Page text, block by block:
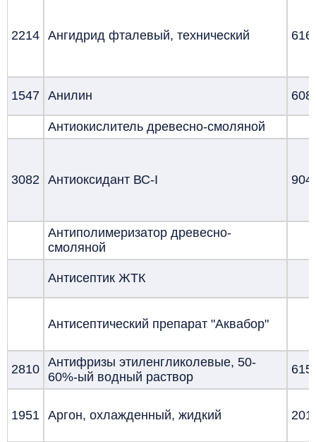
2214 Ангидрид фталевый, технический 616
1547 Анилин 608
Антиокислитель древесно-смоляной
3082 Антиоксидант ВС-I 904
Антиполимеризатор древесно-
смоляной
Антисептик ЖТК
Антисептический препарат "Аквабор"
2810 Антифризы этиленгликолевые, 50-
60%-ый водный раствор
615
1951 Аргон, охлажденный, жидкий 201